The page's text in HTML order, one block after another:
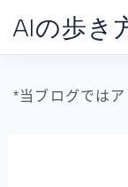
AIの歩き
*当ブログではア